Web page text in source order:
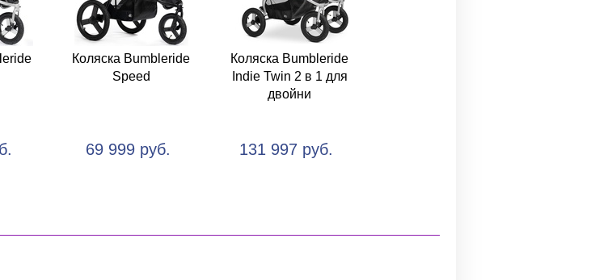
Коляска Bumbleride
Speed
69 999 руб.
Коляска Bumbleride
Indie Twin 2 в 1 для
двойни
131 997 руб.